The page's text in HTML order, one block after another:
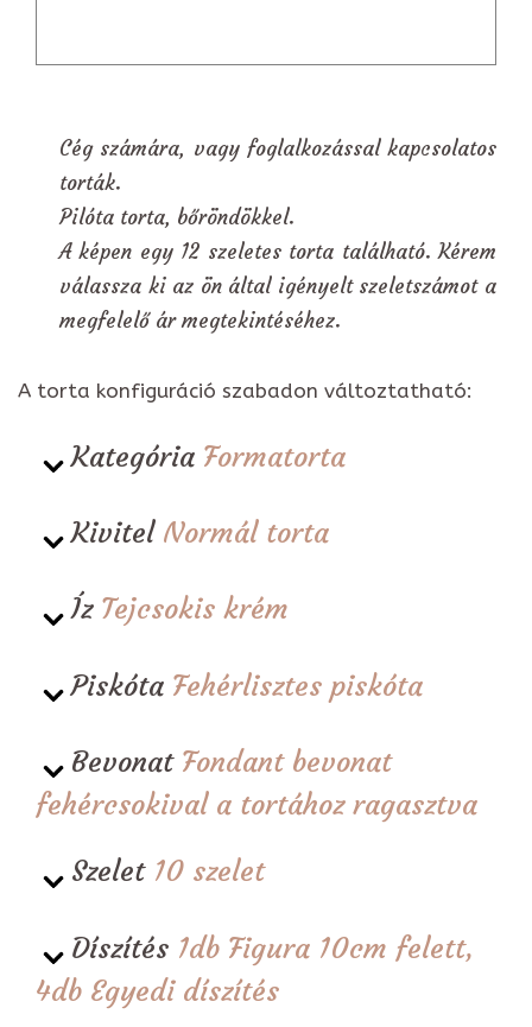
Cég számára, vagy foglalkozással kapcsolatos
torták.
Pilóta torta, bőröndökkel.
A képen egy 12 szeletes torta található. Kérem
válassza ki az ön által igényelt szeletszámot a
megfelelő ár megtekintéséhez.
A torta konfiguráció szabadon változtatható:
Kategória Formatorta
Kivitel Normál torta
Íz Tejcsokis krém
Piskóta Fehérlisztes piskóta
Bevonat Fondant bevonat
fehércsokival a tortához ragasztva
Szelet 10 szelet
Díszítés 1db Figura 10cm felett,
4db Egyedi díszítés